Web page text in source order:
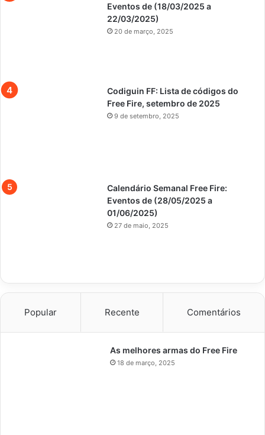
Eventos de (18/03/2025 a
22/03/2025)
20 de março, 2025
Codiguin FF: Lista de códigos do
Free Fire, setembro de 2025
9 de setembro, 2025
Calendário Semanal Free Fire:
Eventos de (28/05/2025 a
01/06/2025)
27 de maio, 2025
Popular Recente Comentários
As melhores armas do Free Fire
18 de março, 2025